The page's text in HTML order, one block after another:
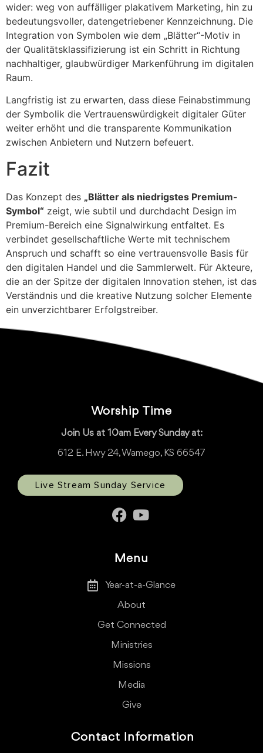
wider: weg von auffälliger plakativem Marketing, hin zu
bedeutungsvoller, datengetriebener Kennzeichnung. Die
Integration von Symbolen wie dem „Blätter“-Motiv in
der Qualitätsklassifizierung ist ein Schritt in Richtung
nachhaltiger, glaubwürdiger Markenführung im digitalen
Raum.
Langfristig ist zu erwarten, dass diese Feinabstimmung
der Symbolik die Vertrauenswürdigkeit digitaler Güter
weiter erhöht und die transparente Kommunikation
zwischen Anbietern und Nutzern befeuert.
Fazit
Das Konzept des „Blätter als niedrigstes Premium-
Symbol“ zeigt, wie subtil und durchdacht Design im
Premium-Bereich eine Signalwirkung entfaltet. Es
verbindet gesellschaftliche Werte mit technischem
Anspruch und schafft so eine vertrauensvolle Basis für
den digitalen Handel und die Sammlerwelt. Für Akteure,
die an der Spitze der digitalen Innovation stehen, ist das
Verständnis und die kreative Nutzung solcher Elemente
ein unverzichtbarer Erfolgstreiber.
Worship Time
Join Us at 10am Every Sunday at:
612 E. Hwy 24, Wamego, KS 66547
Live Stream Sunday Service
Menu
Year-at-a-Glance
About
Get Connected
Ministries
Missions
Media
Give
Contact Information